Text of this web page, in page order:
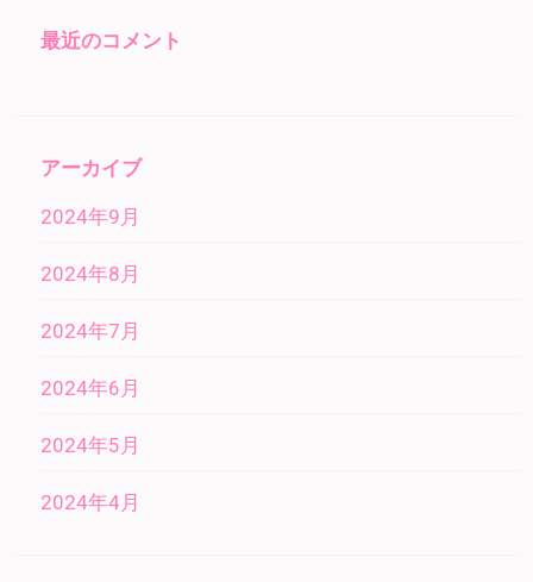
最近のコメント
アーカイブ
2024年9月
2024年8月
2024年7月
2024年6月
2024年5月
2024年4月